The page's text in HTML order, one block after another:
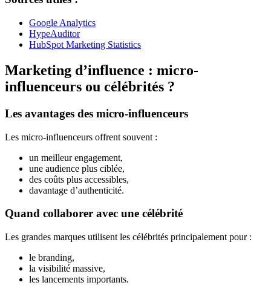
Google Analytics
HypeAuditor
HubSpot Marketing Statistics
Marketing d’influence : micro-
influenceurs ou célébrités ?
Les avantages des micro-influenceurs
Les micro-influenceurs offrent souvent :
un meilleur engagement,
une audience plus ciblée,
des coûts plus accessibles,
davantage d’authenticité.
Quand collaborer avec une célébrité
Les grandes marques utilisent les célébrités principalement pour :
le branding,
la visibilité massive,
les lancements importants.